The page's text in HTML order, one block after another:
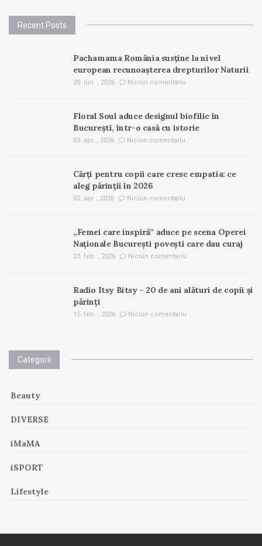
Recent Posts
Pachamama România susține la nivel
european recunoașterea drepturilor Naturii
20. iun. , 2026 Niciun comentariu
Floral Soul aduce designul biofilic în
București, într-o casă cu istorie
03. apr. , 2026 Niciun comentariu
Cărți pentru copii care cresc empatia: ce
aleg părinții în 2026
02. apr. , 2026 Niciun comentariu
„Femei care inspiră” aduce pe scena Operei
Naționale București povești care dau curaj
23. feb. , 2026 Niciun comentariu
Radio Itsy Bitsy – 20 de ani alături de copii și
părinți
15. feb. , 2026 Niciun comentariu
Categorii
Beauty
DIVERSE
iMaMA
iSPORT
Lifestyle